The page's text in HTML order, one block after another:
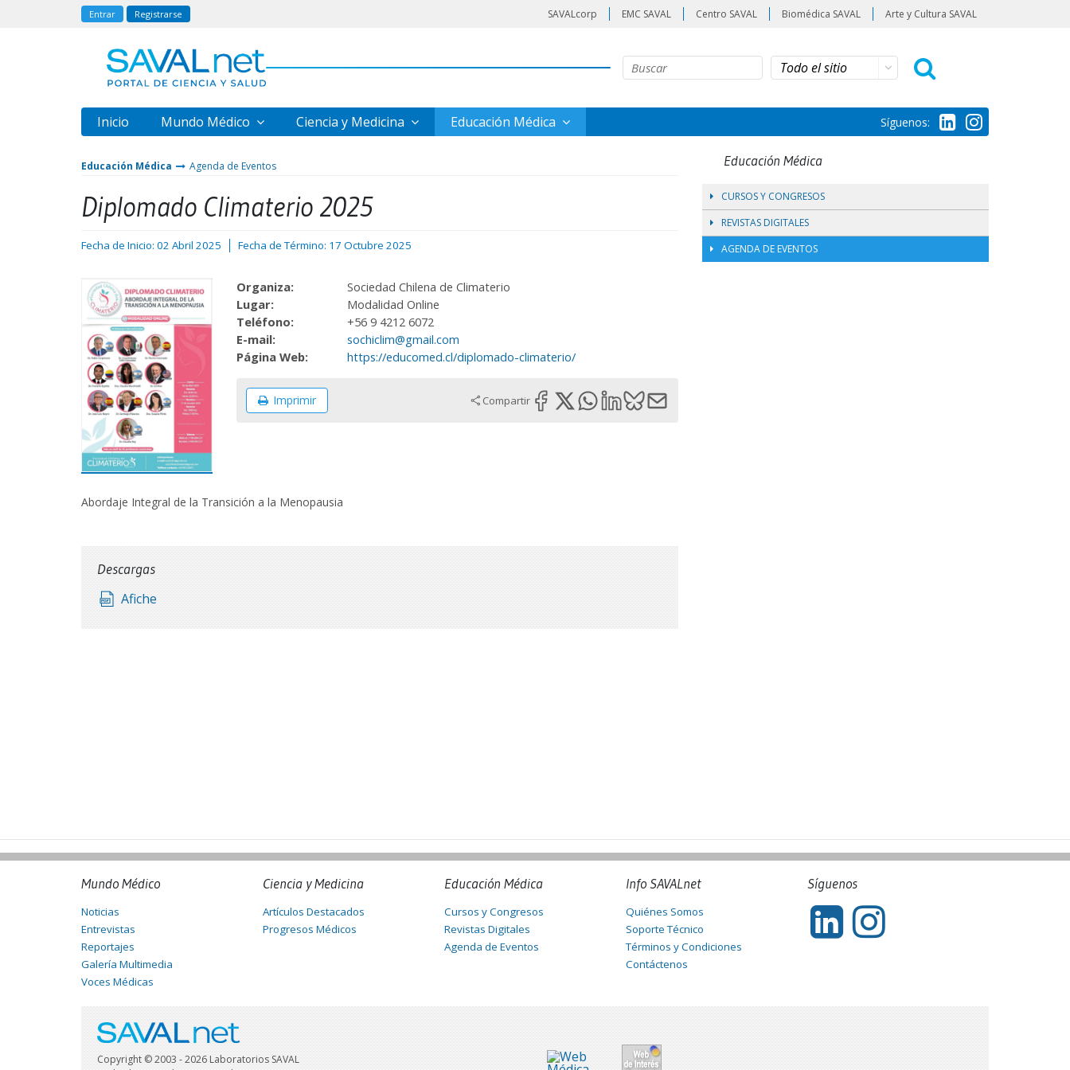
Entrar Registrarse SAVALcorp EMC SAVAL Centro SAVAL Biomédica SAVAL Arte y Cultura SAVAL
Inicio Mundo Médico Ciencia y Medicina Educación Médica Síguenos:
Educación Médica Agenda de Eventos
Diplomado Climaterio 2025
Fecha de Inicio: 02 Abril 2025 Fecha de Término: 17 Octubre 2025
Organiza:
Sociedad Chilena de Climaterio
Lugar:
Modalidad Online
Teléfono:
+56 9 4212 6072
E-mail:
sochiclim@gmail.com
Página Web:
https://educomed.cl/diplomado-climaterio/
Imprimir Compartir
Abordaje Integral de la Transición a la Menopausia
Descargas
Afiche
Educación Médica
CURSOS Y CONGRESOS
REVISTAS DIGITALES
AGENDA DE EVENTOS
Mundo Médico
Noticias
Entrevistas
Reportajes
Galería Multimedia
Voces Médicas
Ciencia y Medicina
Artículos Destacados
Progresos Médicos
Educación Médica
Cursos y Congresos
Revistas Digitales
Agenda de Eventos
Info SAVALnet
Quiénes Somos
Soporte Técnico
Términos y Condiciones
Contáctenos
Síguenos
Copyright © 2003 - 2026 Laboratorios SAVAL